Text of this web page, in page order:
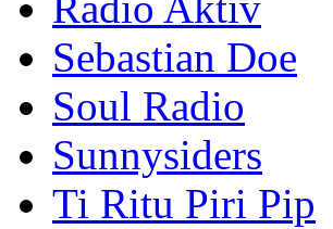
Sebastian Doe
Soul Radio
Sunnysiders
Ti Ritu Piri Pip